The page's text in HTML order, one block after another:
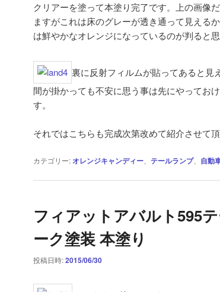
クリアーを塗って本塗り完了です。上の画像
ますがこれは床のグレーが透き通って見える
は鮮やかなオレンジになっているのが判ると思
裏に反射フィルムが貼ってあると見
間が掛かっても不安に思う事は先にやってお
す。
それではこちらも完成次第改めて紹介させて
カテゴリー: オレンジキャンディー テールランプ、 自動
フィアットアバルト595
ーク塗装 本塗り
投稿日時:2015/06/30